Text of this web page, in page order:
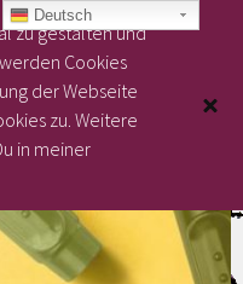
Deutsch
zu gestalten und
Cookies
der Webseite
zu. Weitere
in meiner